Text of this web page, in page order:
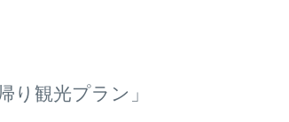
り観光プラン」